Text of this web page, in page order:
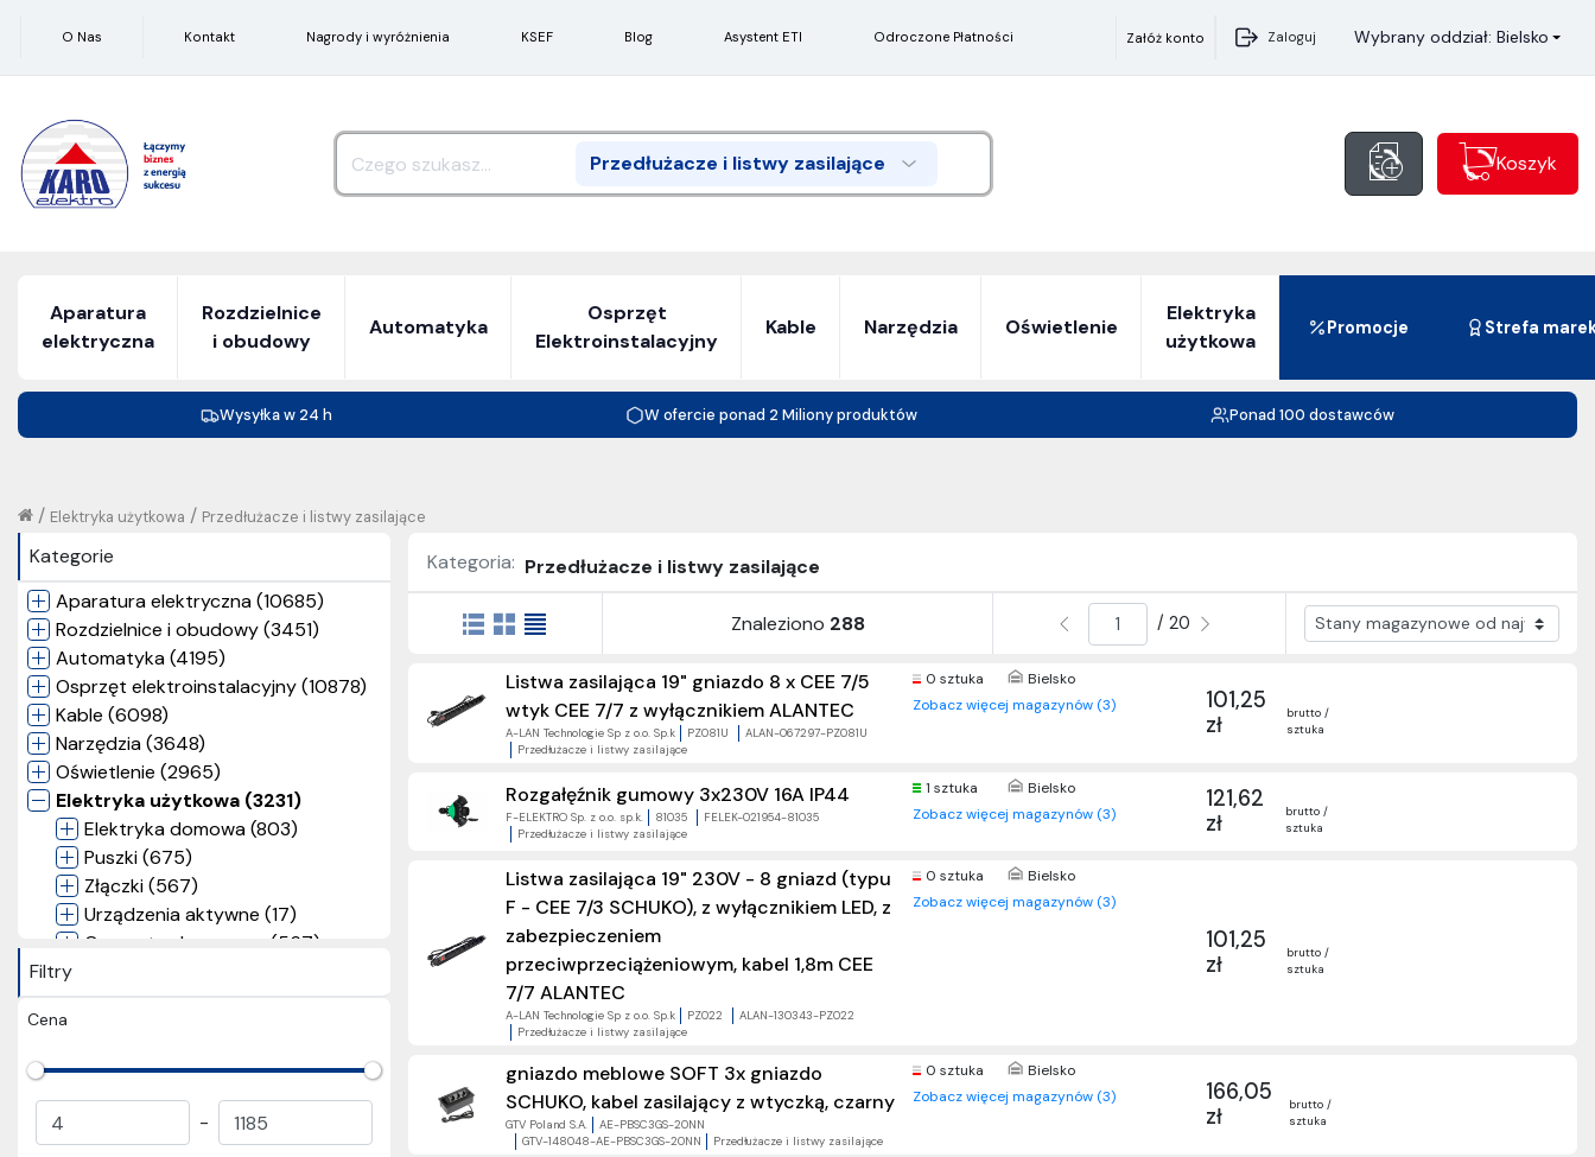
O Nas Kontakt Nagrody i wyróżnienia KSEF Blog Asystent ETI Odroczone Płatności Załóż konto Zaloguj Wybrany oddział: Bielsko
Przedłużacze i listwy zasilające
Search Koszyk
Aparatura
elektryczna
Rozdzielnice
i obudowy
Automatyka
Osprzęt
Elektroinstalacyjny
Kable Narzędzia Oświetlenie
Elektryka
użytkowa
Promocje Strefa
Wysyłka w 24 h W ofercie ponad 2 Miliony produktów Ponad 100 dostawców
Przedłużacze i listwy zasilające
/
Elektryka użytkowa
/
Kategorie
Aparatura elektryczna (10685)
Rozdzielnice i obudowy (3451)
Automatyka (4195)
Osprzęt elektroinstalacyjny (10878)
Kable (6098)
Narzędzia (3648)
Oświetlenie (2965)
Elektryka użytkowa (3231)
Elektryka domowa (803)
Puszki (675)
Złączki (567)
Urządzenia aktywne (17)
Osprzęt odgromowy (567)
Maty i przewody grzejne (79)
Przedłużacze i listwy zasilające
Nagrody (57)
Inne (2)
Filtry
Cena
-
Kategoria: Przedłużacze i listwy zasilające
Znaleziono 288 / 20
Listwa zasilająca 19" gniazdo 8 x CEE 7/5
wtyk CEE 7/7 z wyłącznikiem ALANTEC
A-LAN Technologie Sp z o.o. Sp.k PZ081U
ALAN-067297-PZ081U
Przedłużacze i listwy zasilające
0 sztuka
Bielsko
Zobacz więcej magazynów (3)
101,25
zł
brutto /
sztuka
Rozgałęźnik gumowy 3x230V 16A IP44
F-ELEKTRO Sp. z o.o. sp.k. 81035
FELEK-021954-81035
Przedłużacze i listwy zasilające
1 sztuka
Bielsko
Zobacz więcej magazynów (3)
121,62
zł
brutto /
sztuka
Listwa zasilająca 19" 230V - 8 gniazd (typu
F - CEE 7/3 SCHUKO), z wyłącznikiem LED, z
zabezpieczeniem
przeciwprzeciążeniowym, kabel 1,8m CEE
7/7 ALANTEC
A-LAN Technologie Sp z o.o. Sp.k PZ022
ALAN-130343-PZ022
Przedłużacze i listwy zasilające
0 sztuka
Bielsko
Zobacz więcej magazynów (3)
101,25
zł
brutto /
sztuka
gniazdo meblowe SOFT 3x gniazdo
SCHUKO, kabel zasilający z wtyczką, czarny
GTV Poland S.A.
AE-PBSC3GS-20NN
GTV-148048-AE-PBSC3GS-20NN
Przedłużacze i listwy zasilające
0 sztuka
Bielsko
Zobacz więcej magazynów (3)
166,05
zł
brutto /
sztuka